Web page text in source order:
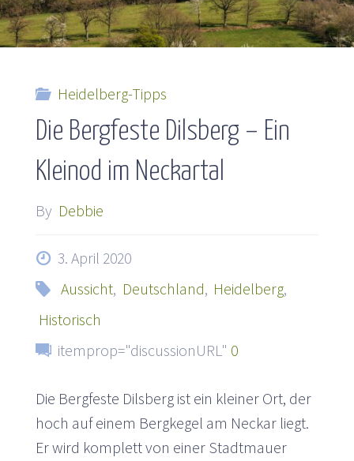
Heidelberg-Tipps
Die Bergfeste Dilsberg – Ein
Kleinod im Neckartal
By Debbie
3. April 2020
Aussicht, Deutschland, Heidelberg,
Historisch
itemprop="discussionURL" 0
Die Bergfeste Dilsberg ist ein kleiner Ort, der
hoch auf einem Bergkegel am Neckar liegt.
Er wird komplett von einer Stadtmauer